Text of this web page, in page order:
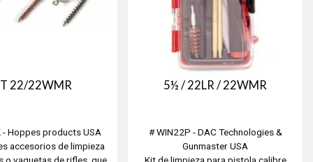
22/22WMR
- Hoppes products USA
accesorios de limpieza
o vaquetas de rifles, que
5½ / 22LR / 22WMR
# WIN22P - DAC Technologies &
Gunmaster USA
Kit de limpieza para pistola calibre